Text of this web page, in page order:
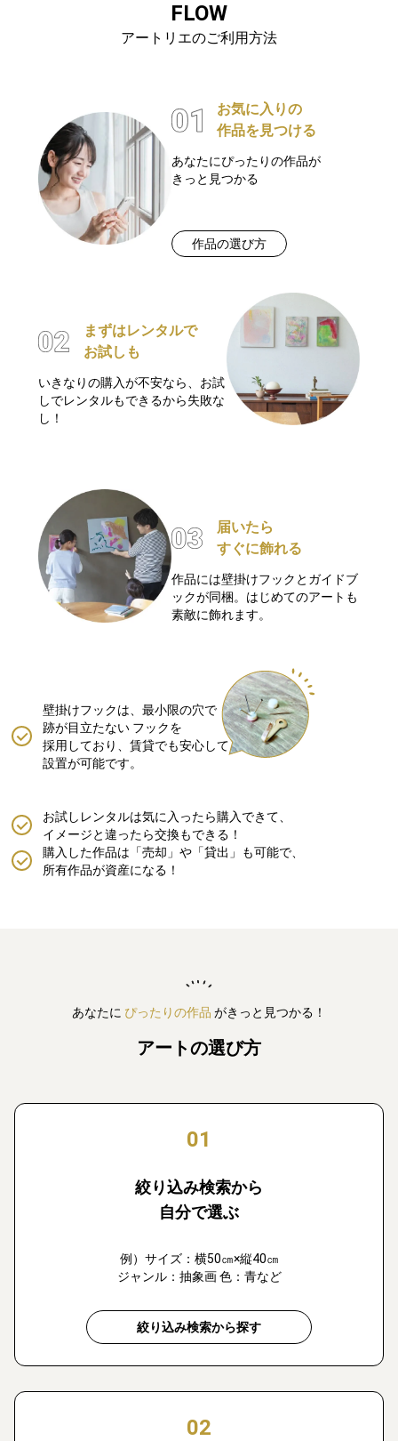
FLOW
アートリエのご利用方法
お気に入りの
作品を見つける
あなたにぴったりの作品が
きっと見つかる
作品の選び方
まずはレンタルで
お試しも
いきなりの購入が不安なら、お試
しでレンタルもできるから失敗な
し！
届いたら
すぐに飾れる
作品には壁掛けフックとガイドブ
ックが同梱。はじめてのアートも
素敵に飾れます。
壁掛けフックは、最小限の穴で
跡が目立たない フックを
採用しており、賃貸でも安心して
設置が可能です。
購入した作品は「売却」や「貸出」も可能で、
所有作品が資産になる！
お試しレンタルは気に入ったら購入できて、
イメージと違ったら交換もできる！
あなたに ぴったりの作品 がきっと見つかる！
アートの選び方
01
絞り込み検索から
自分で選ぶ
例）サイズ：横50㎝×縦40㎝
ジャンル：抽象画 色：青など
絞り込み検索から探す
02